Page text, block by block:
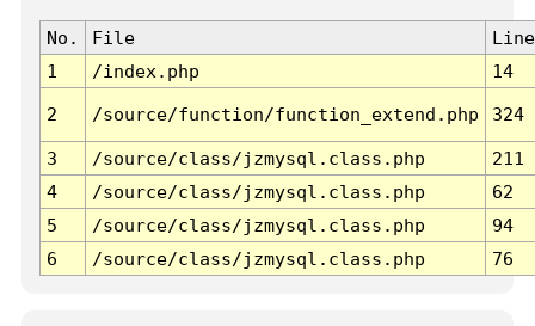
No. File
Line
1
/index.php 14
2 /source/function/function_extend.php 324
3 /source/class/jzmysql.class.php
211
4
/source/class/jzmysql.class.php
62
5
/source/class/jzmysql.class.php
94
6
/source/class/jzmysql.class.php 76